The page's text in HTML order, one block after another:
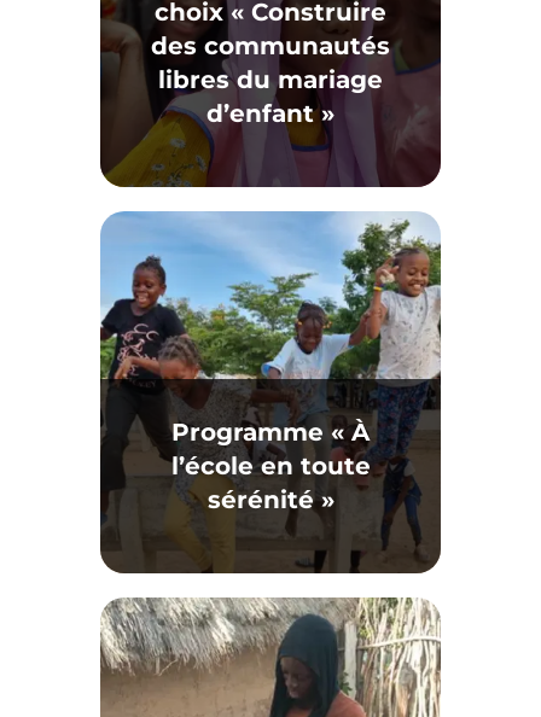
choix « Construire
des communautés
libres du mariage
d’enfant »
Programme « À
l’école en toute
sérénité »